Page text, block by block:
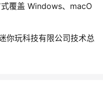
覆盖 Windows、macO
你玩科技有限公司技术总